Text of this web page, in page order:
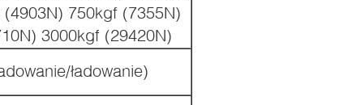
750kgf (7355N)
3000kgf (29420N)
ładowanie)